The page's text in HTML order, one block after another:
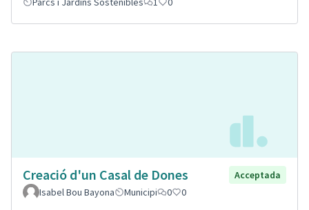
Creació d'un Casal de Dones
Acceptada
Isabel Bou Bayona
Municipi 0 0